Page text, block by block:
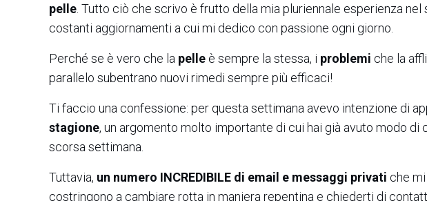
pelle . Tutto ciò che scrivo è frutto della mia pluriennale esperienza
costanti aggiornamenti a cui mi dedico con passione ogni giorno.
Perché se è vero che la pelle è sempre la stessa, i problemi che la
parallelo subentrano nuovi rimedi sempre più efficaci!
Ti faccio una confessione: per questa settimana avevo intenzione di
stagione, un argomento molto importante di cui hai già avuto modo
scorsa settimana.
Tuttavia, un numero INCREDIBILE di email e messaggi privati che
costringono a cambiare rotta in maniera repentina e chiederti di